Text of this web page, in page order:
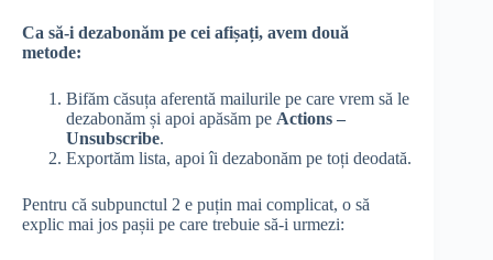
Ca să-i dezabonăm pe cei afișați, avem două
metode:
Bifăm căsuța aferentă mailurile pe care vrem să le
dezabonăm și apoi apăsăm pe Actions –
Unsubscribe.
Exportăm lista, apoi îi dezabonăm pe toți deodată.
Pentru că subpunctul 2 e puțin mai complicat, o să
explic mai jos pașii pe care trebuie să-i urmezi: